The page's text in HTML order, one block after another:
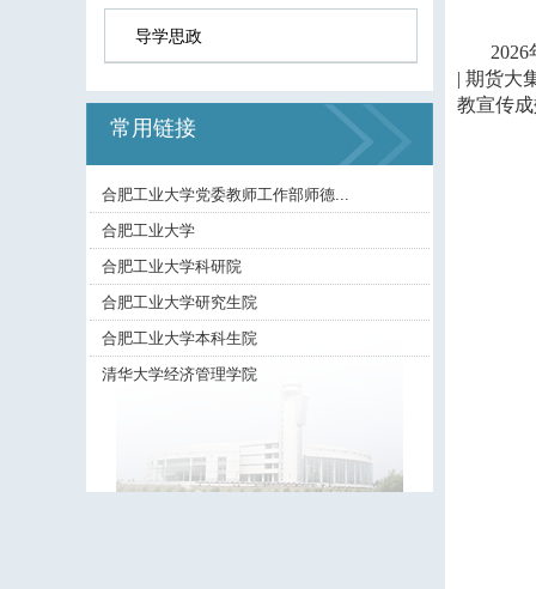
导学思政
常用链接
合肥工业大学党委教师工作部师德...
合肥工业大学
合肥工业大学科研院
合肥工业大学研究生院
合肥工业大学本科生院
清华大学经济管理学院
2026
| 期货大
教宣传成